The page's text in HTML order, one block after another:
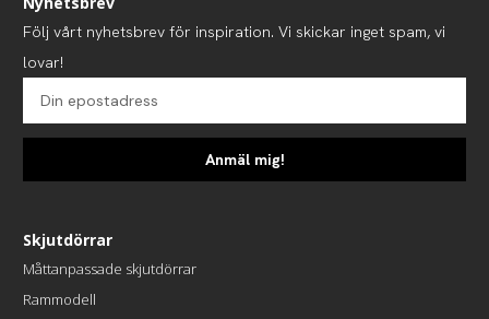
Följ vårt nyhetsbrev för inspiration. Vi skickar inget spam, vi
lovar!
Anmäl mig!
Skjutdörrar
Måttanpassade skjutdörrar
Rammodell